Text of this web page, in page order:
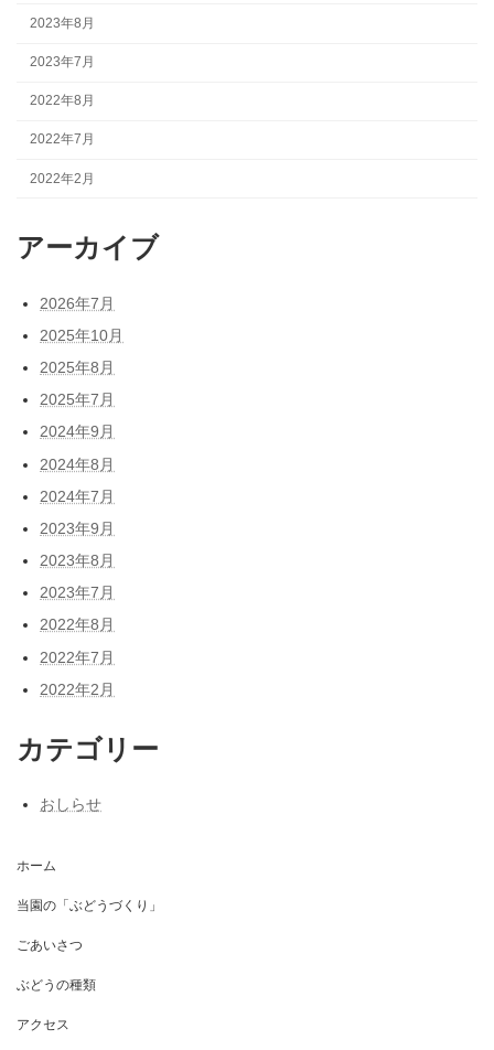
2023年8月
2023年7月
2022年8月
2022年7月
2022年2月
アーカイブ
2026年7月
2025年10月
2025年8月
2025年7月
2024年9月
2024年8月
2024年7月
2023年9月
2023年8月
2023年7月
2022年8月
2022年7月
2022年2月
カテゴリー
おしらせ
ホーム
当園の「ぶどうづくり」
ごあいさつ
ぶどうの種類
アクセス